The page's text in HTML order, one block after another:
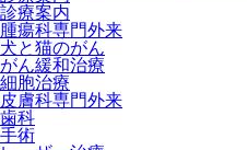
診療案内
腫瘍科専門外来
犬と猫のがん
がん緩和治療
細胞治療
皮膚科専門外来
歯科
手術